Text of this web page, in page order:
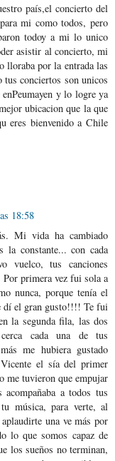
país,el concierto del
mi como todos, pero
todoy a mi lo unico
asistir al concierto, mi
lloraba por la entrada las
tus conciertos son unicos
y lo logre ya
ubicacion que la que
eres bienvenido a Chile
18:58
Mi vida ha cambiado
la constante... con cada
vuelco, tus canciones
primera vez fui sola a
nunca, porque tenía el
dí el gran gusto!!!! Te fui
la segunda fila, las dos
cada una de tus
me hubiera gustado
el sía del primer
me tuvieron que empujar
a todos tus
música, para verte, al
una ve más por
lo que somos capaz de
los sueños no terminan,